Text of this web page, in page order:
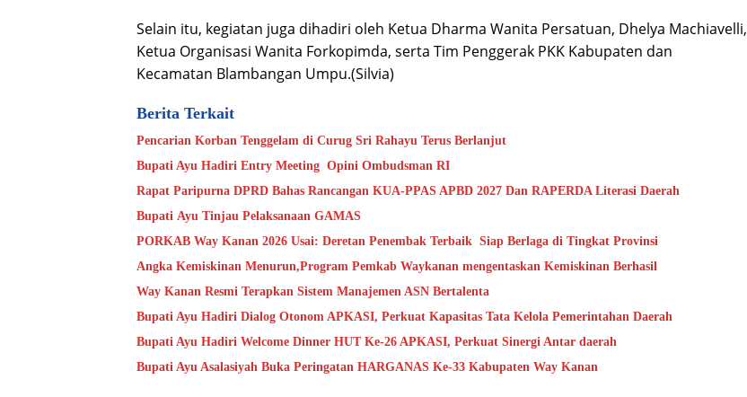
Selain itu, kegiatan juga dihadiri oleh Ketua Dharma Wanita Persatuan, Dhelya Machiavelli,
Ketua Organisasi Wanita Forkopimda, serta Tim Penggerak PKK Kabupaten dan
Kecamatan Blambangan Umpu.(Silvia)
Berita Terkait
Pencarian Korban Tenggelam di Curug Sri Rahayu Terus Berlanjut
Bupati Ayu Hadiri Entry Meeting Opini Ombudsman RI
Rapat Paripurna DPRD Bahas Rancangan KUA-PPAS APBD 2027 Dan RAPERDA Literasi Daerah
Bupati Ayu Tinjau Pelaksanaan GAMAS
PORKAB Way Kanan 2026 Usai: Deretan Penembak Terbaik Siap Berlaga di Tingkat Provinsi
Angka Kemiskinan Menurun,Program Pemkab Waykanan mengentaskan Kemiskinan Berhasil
Way Kanan Resmi Terapkan Sistem Manajemen ASN Bertalenta
Bupati Ayu Hadiri Dialog Otonom APKASI, Perkuat Kapasitas Tata Kelola Pemerintahan Daerah
Bupati Ayu Hadiri Welcome Dinner HUT Ke-26 APKASI, Perkuat Sinergi Antar daerah
Bupati Ayu Asalasiyah Buka Peringatan HARGANAS Ke-33 Kabupaten Way Kanan